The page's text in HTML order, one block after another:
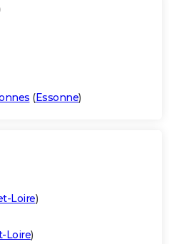
(Essonne)
Loire)
Loire)